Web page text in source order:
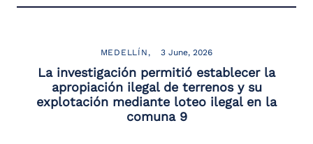
MEDELLÍN 3 June, 2026
La investigación permitió establecer la
apropiación ilegal de terrenos y su
explotación mediante loteo ilegal en la
comuna 9